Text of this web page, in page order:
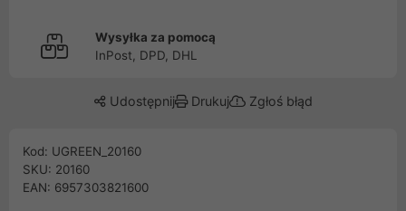
Wysyłka za pomocą
InPost, DPD, DHL
Udostępnij Drukuj Zgłoś błąd
Kod: UGREEN_20160
SKU: 20160
EAN: 6957303821600